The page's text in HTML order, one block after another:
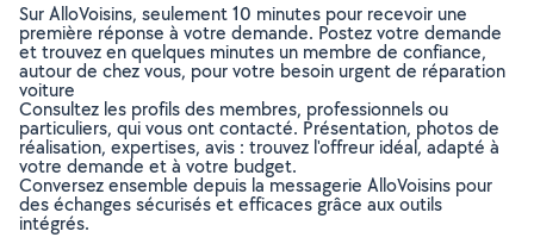
Sur AlloVoisins, seulement 10 minutes pour recevoir une
première réponse à votre demande. Postez votre demande
et trouvez en quelques minutes un membre de confiance,
autour de chez vous, pour votre besoin urgent de réparation
voiture
Consultez les profils des membres, professionnels ou
particuliers, qui vous ont contacté. Présentation, photos de
réalisation, expertises, avis : trouvez l'offreur idéal, adapté à
votre demande et à votre budget.
Conversez ensemble depuis la messagerie AlloVoisins pour
des échanges sécurisés et efficaces grâce aux outils
intégrés.